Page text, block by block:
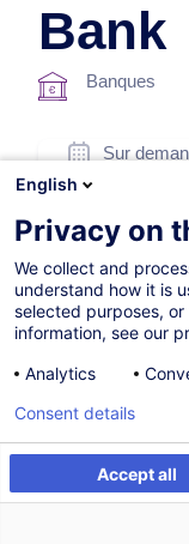
S'inscrire
Bank
Banques
Sur
Formation
Cours du
English
003837
220,00EUR*
Prix
English
Privacy on
We collect and
understand how it is
selected purposes,
information, see our
Analytics
Accept all
Consent details